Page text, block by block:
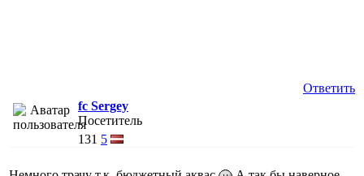
Ответить
fc Sergey
Посетитель
131 5